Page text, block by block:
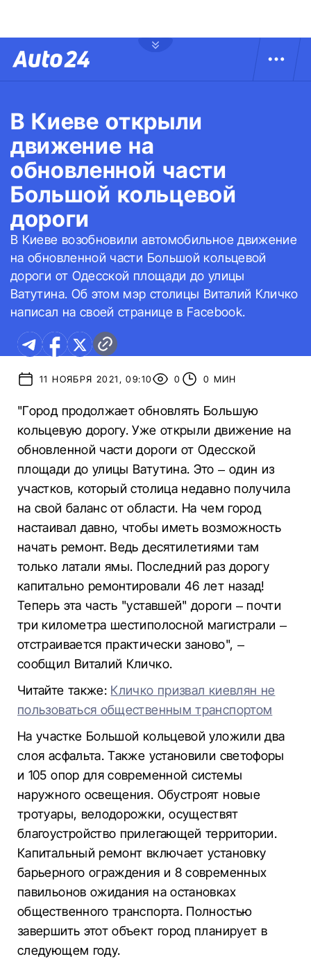
В Киеве открыли
движение на
обновленной части
Большой кольцевой
дороги
В Киеве возобновили автомобильное движение
на обновленной части Большой кольцевой
дороги от Одесской площади до улицы
Ватутина. Об этом мэр столицы Виталий Кличко
написал на своей странице в Facebook.
11 НОЯБРЯ 2021, 09:10 0 0 МИН
"Город продолжает обновлять Большую
кольцевую дорогу. Уже открыли движение на
обновленной части дороги от Одесской
площади до улицы Ватутина. Это – один из
участков, который столица недавно получила
на свой баланс от области. На чем город
настаивал давно, чтобы иметь возможность
начать ремонт. Ведь десятилетиями там
только латали ямы. Последний раз дорогу
капитально ремонтировали 46 лет назад!
Теперь эта часть "уставшей" дороги – почти
три километра шестиполосной магистрали –
отстраивается практически заново", –
сообщил Виталий Кличко.
Читайте также: Кличко призвал киевлян не
пользоваться общественным транспортом
На участке Большой кольцевой уложили два
слоя асфальта. Также установили светофоры
и 105 опор для современной системы
наружного освещения. Обустроят новые
тротуары, велодорожки, осуществят
благоустройство прилегающей территории.
Капитальный ремонт включает установку
барьерного ограждения и 8 современных
павильонов ожидания на остановках
общественного транспорта. Полностью
завершить этот объект город планирует в
следующем году.